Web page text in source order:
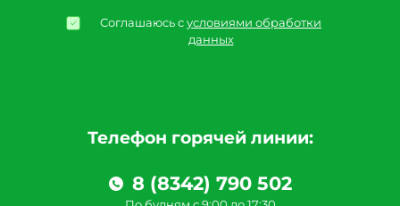
Телефон горячей линии:
8 (8342) 790 502
Соглашаюсь сусловиями обработки
данных